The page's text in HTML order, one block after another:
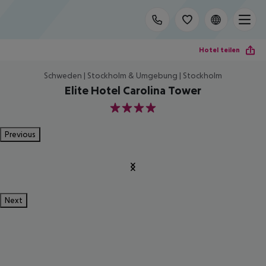
Hotel teilen
Schweden | Stockholm & Umgebung | Stockholm
Elite Hotel Carolina Tower
4
Previous
Next